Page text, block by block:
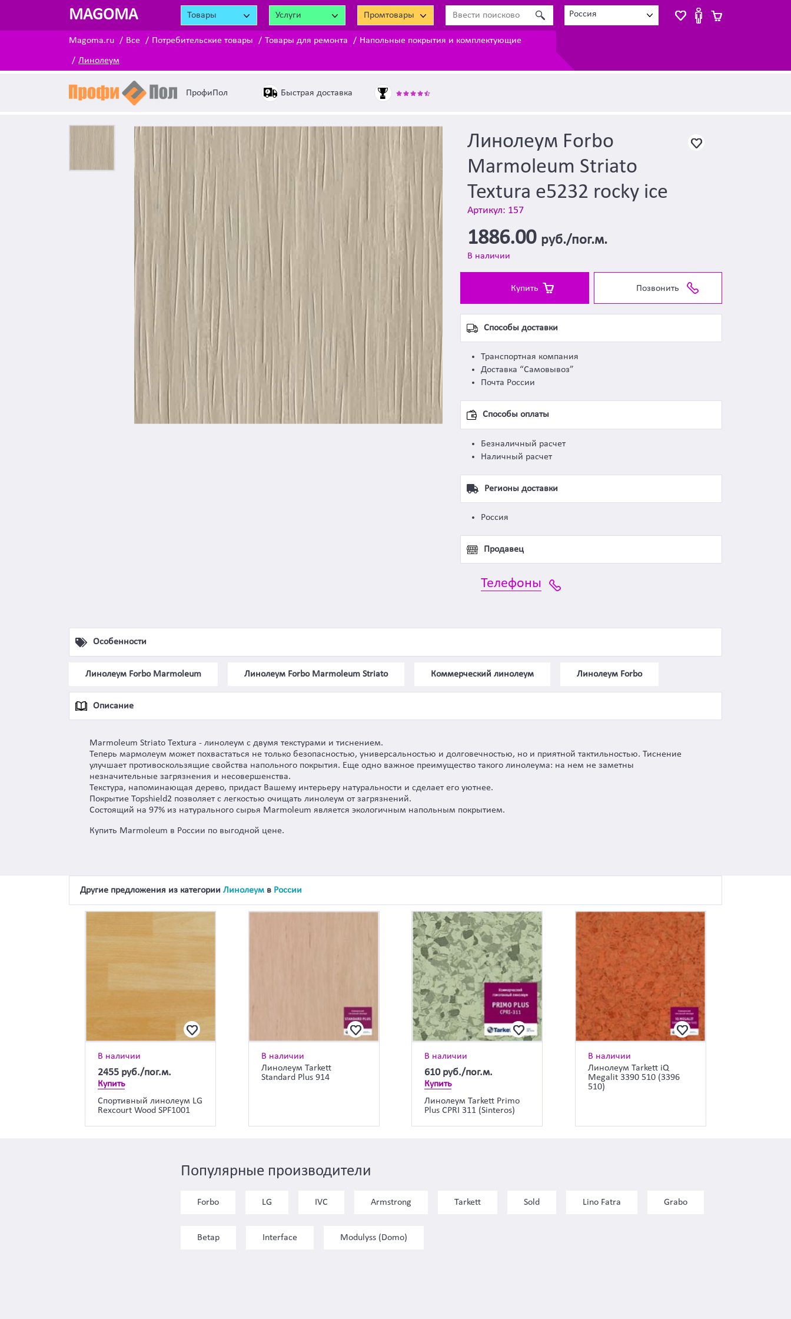
MAGOMA Товары Услуги Промтовары Россия
Magoma.ru Все Потребительские товары Товары для ремонта Напольные покрытия и комплектующие
Линолеум
ПрофиПол Быстрая доставка
Линолеум Forbo
Marmoleum Striato
Textura e5232 rocky ice
Артикул: 157
1886.00 руб./пог.м.
В наличии
Купить Позвонить
Способы доставки
Транспортная компания
Доставка “Самовывоз”
Почта России
Способы оплаты
Безналичный расчет
Наличный расчет
Регионы доставки
Россия
Продавец
Телефоны
Особенности
Линолеум Forbo Marmoleum Линолеум Forbo Marmoleum Striato Коммерческий линолеум Линолеум Forbo
Описание
Marmoleum Striato Textura - линолеум с двумя текстурами и тиснением.
Теперь мармолеум может похвастаться не только безопасностью, универсальностью и долговечностью, но и приятной тактильностью. Тиснение
улучшает противоскользящие свойства напольного покрытия. Еще одно важное преимущество такого линолеума: на нем не заметны
незначительные загрязнения и несовершенства.
Текстура, напоминающая дерево, придаст Вашему интерьеру натуральности и сделает его уютнее.
Покрытие Topshield2 позволяет с легкостью очищать линолеум от загрязнений.
Состоящий на 97% из натурального сырья Marmoleum является экологичным напольным покрытием.
Купить Marmoleum в России по выгодной цене.
Другие предложения из категории Линолеум в России
В наличии
2455 руб./пог.м.
Купить
Спортивный линолеум LG
Rexcourt Wood SPF1001
В наличии
Линолеум Tarkett
Standard Plus 914
В наличии
610 руб./пог.м.
Купить
Линолеум Tarkett Primo
Plus CPRI 311 (Sinteros)
В наличии
Линолеум Tarkett iQ
Megalit 3390 510 (3396
510)
Популярные производители
Forbo LG IVC Armstrong Tarkett Sold Lino Fatra Grabo
Betap Interface Modulyss (Domo)